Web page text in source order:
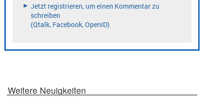
Weitere Neuigkeiten